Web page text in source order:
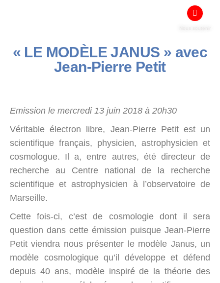
« LE MODÈLE JANUS » avec
Jean-Pierre Petit
Emission le mercredi 13 juin 2018 à 20h30
Véritable électron libre, Jean-Pierre Petit est un
scientifique français, physicien, astrophysicien et
cosmologue. Il a, entre autres, été directeur de
recherche au Centre national de la recherche
scientifique et astrophysicien à l’observatoire de
Marseille.
Cette fois-ci, c’est de cosmologie dont il sera
question dans cette émission puisque Jean-Pierre
Petit viendra nous présenter le modèle Janus, un
modèle cosmologique qu’il développe et défend
depuis 40 ans, modèle inspiré de la théorie des